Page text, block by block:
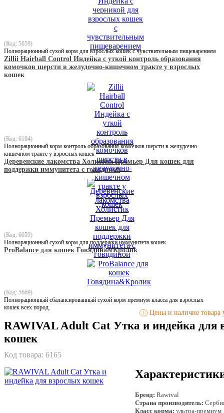
(Код: 5659)
Полнорационный сухой корм для взрослых кошек с чувствительным пищеварением
Zillii Hairball Control Индейка с уткой контроль образования
комочков шерсти в желудочно-кишечном тракте у взрослых
кошек
(Код: 6104)
Полнорационный корм контроль образования комочков шерсти в желудочно-
кишечном тракте у взрослых кошек
Деревенские лакомства Холистик Премьер Для кошек для
поддержки иммунитета с говядиной
(Код: 6059)
Полнорационный сухой корм для поддержки иммунитета кошек
ProBalance для кошек Говядина&Кролик
(Код: 5669)
Полнорационный сбалансированный сухой корм премиум класса для взрослых
кошек всех пород.
! Цены и наличие товара
RAWIVAL Adult Cat Утка и индейка для
кошек
Код товара: 6165
Бренд: Rawival
Страна производитель:
Класс корма: ультра-премиум